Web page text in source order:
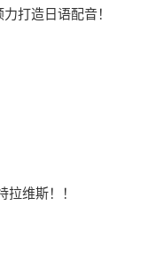
打造日语配音！
拉维斯！！